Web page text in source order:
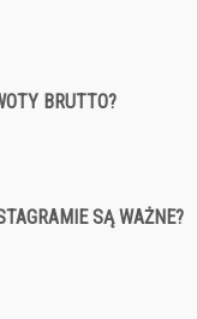
BRUTTO?
SĄ WAŻNE?